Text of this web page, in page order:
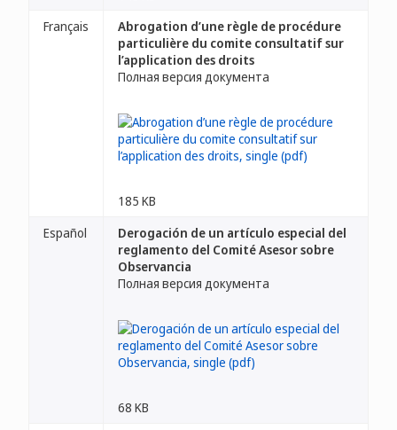
Français
Abrogation d’une règle de procédure
particulière du comite consultatif sur
l’application des droits
Полная версия документа
185 KB
Español
Derogación de un artículo especial del
reglamento del Comité Asesor sobre
Observancia
Полная версия документа
68 KB